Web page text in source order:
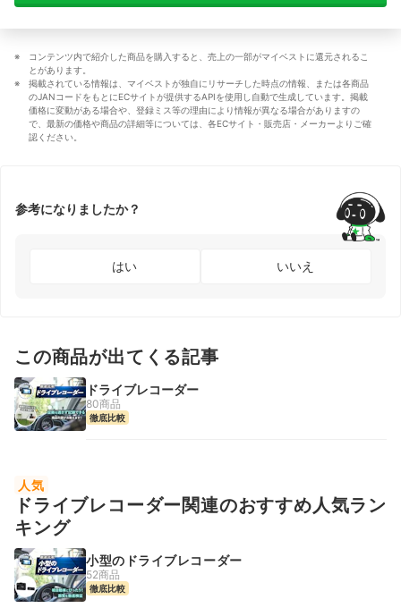
コンテンツ内で紹介した商品を購入すると、売上の一部がマイベストに還元されるこ
とがあります。
掲載されている情報は、マイベストが独自にリサーチした時点の情報、または各商品
のJANコードをもとにECサイトが提供するAPIを使用し自動で生成しています。掲載
価格に変動がある場合や、登録ミス等の理由により情報が異なる場合がありますの
で、最新の価格や商品の詳細等については、各ECサイト・販売店・メーカーよりご確
認ください。
参考になりましたか？
はい いいえ
この商品が出てくる記事
ドライブレコーダー
80商品
徹底比較
人気
ドライブレコーダー関連のおすすめ人気ラン
キング
小型のドライブレコーダー
52商品
徹底比較